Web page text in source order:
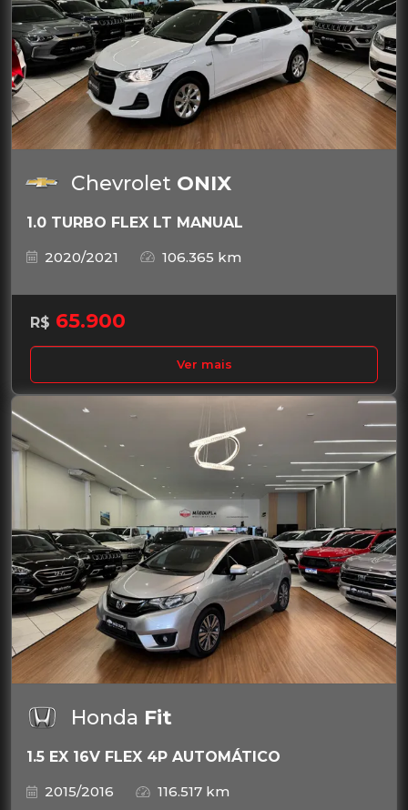
Chevrolet ONIX
1.0 TURBO FLEX LT MANUAL
2020/2021
106.365 km
R$ 65.900
Ver mais
Honda Fit
1.5 EX 16V FLEX 4P AUTOMÁTICO
2015/2016
116.517 km